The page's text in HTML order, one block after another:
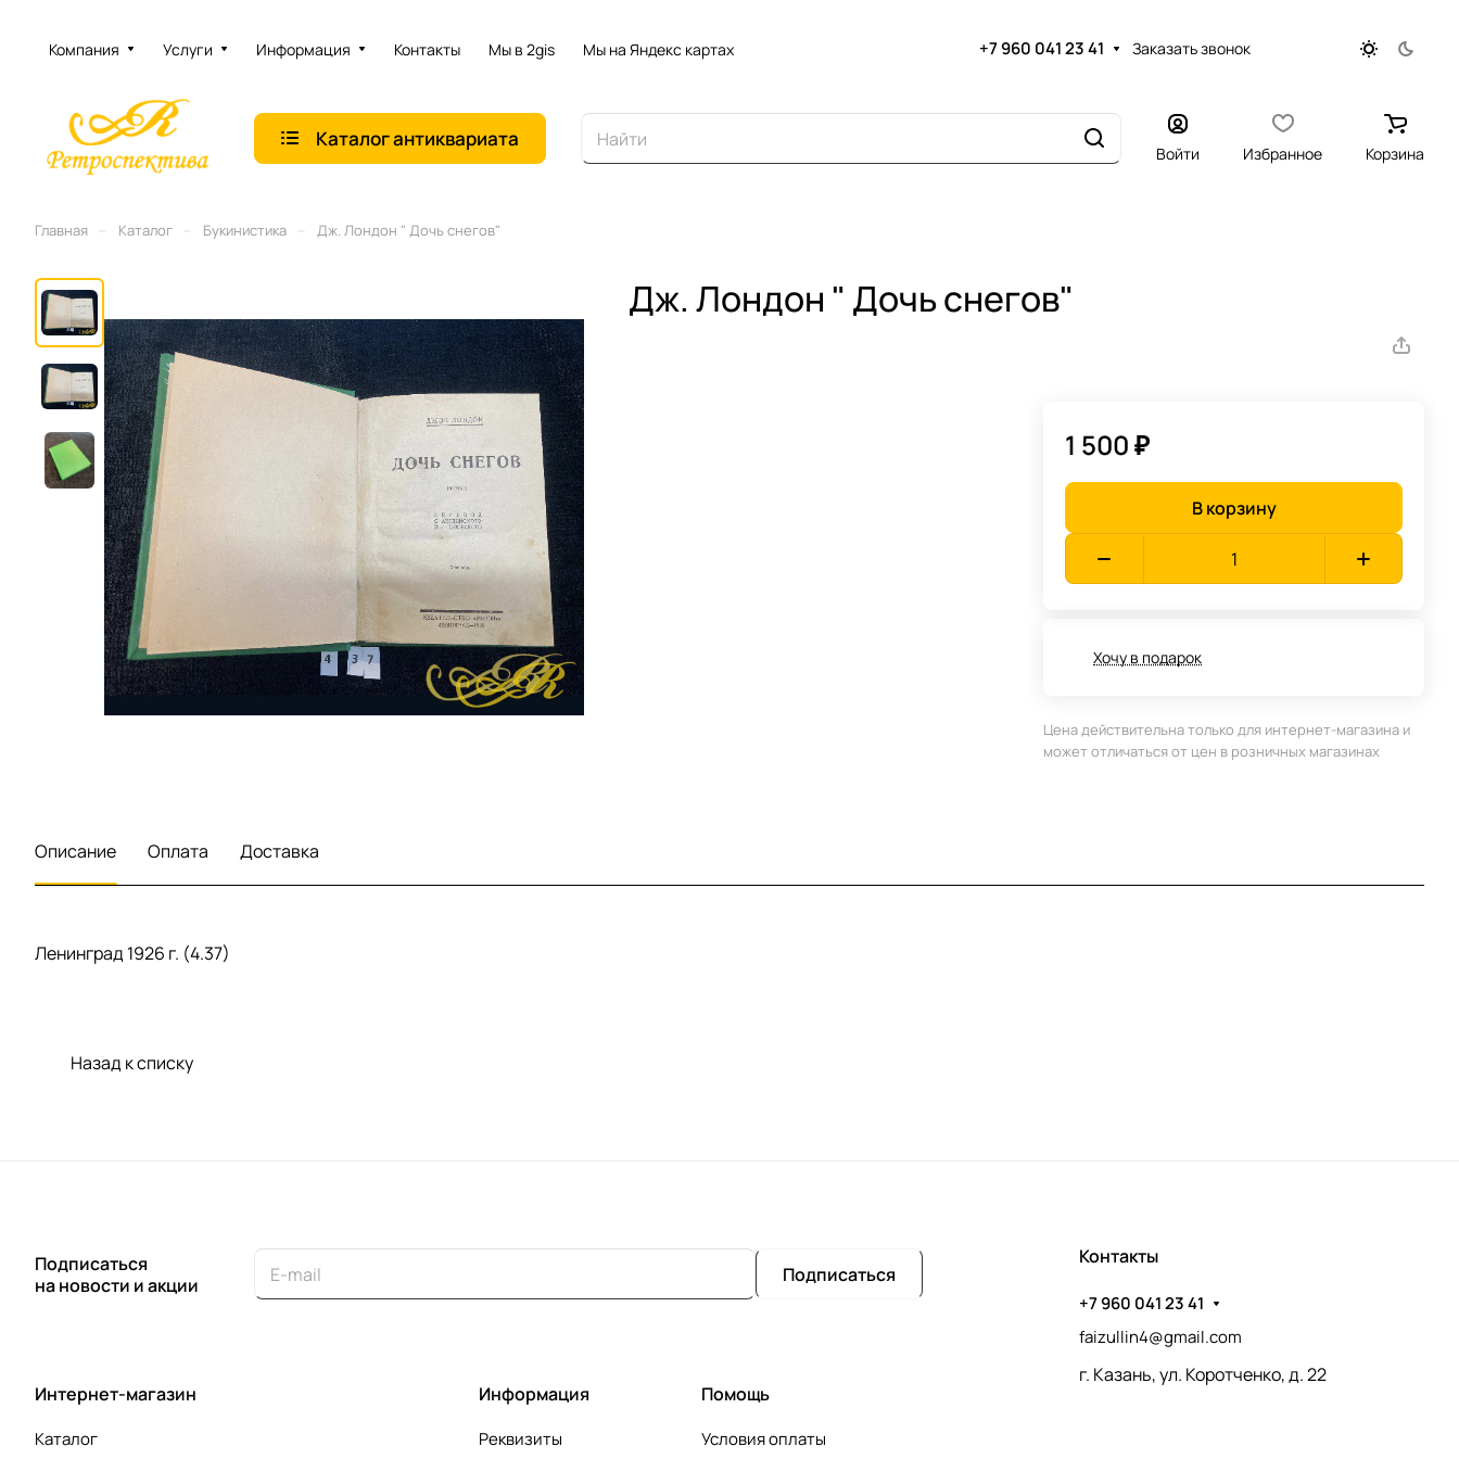
Компания Услуги Информация Контакты Мы в 2gis Мы на Яндекс картах +7 960 041 23 41 Заказать звонок
Каталог антиквариата
Войти Избранное Корзина
Главная Каталог Букинистика Дж. Лондон " Дочь снегов"
Дж. Лондон " Дочь снегов"
1 500 ₽
В корзину
Хочу в подарок
Цена действительна только для интернет-магазина и
может отличаться от цен в розничных магазинах
Описание Оплата Доставка
Ленинград 1926 г. (4.37)
Назад к списку
Подписаться
на новости и акции
Подписаться
Интернет-магазин
Каталог
Информация
Реквизиты
Помощь
Условия оплаты
Контакты
+7 960 041 23 41
faizullin4@gmail.com
г. Казань, ул. Коротченко, д. 22